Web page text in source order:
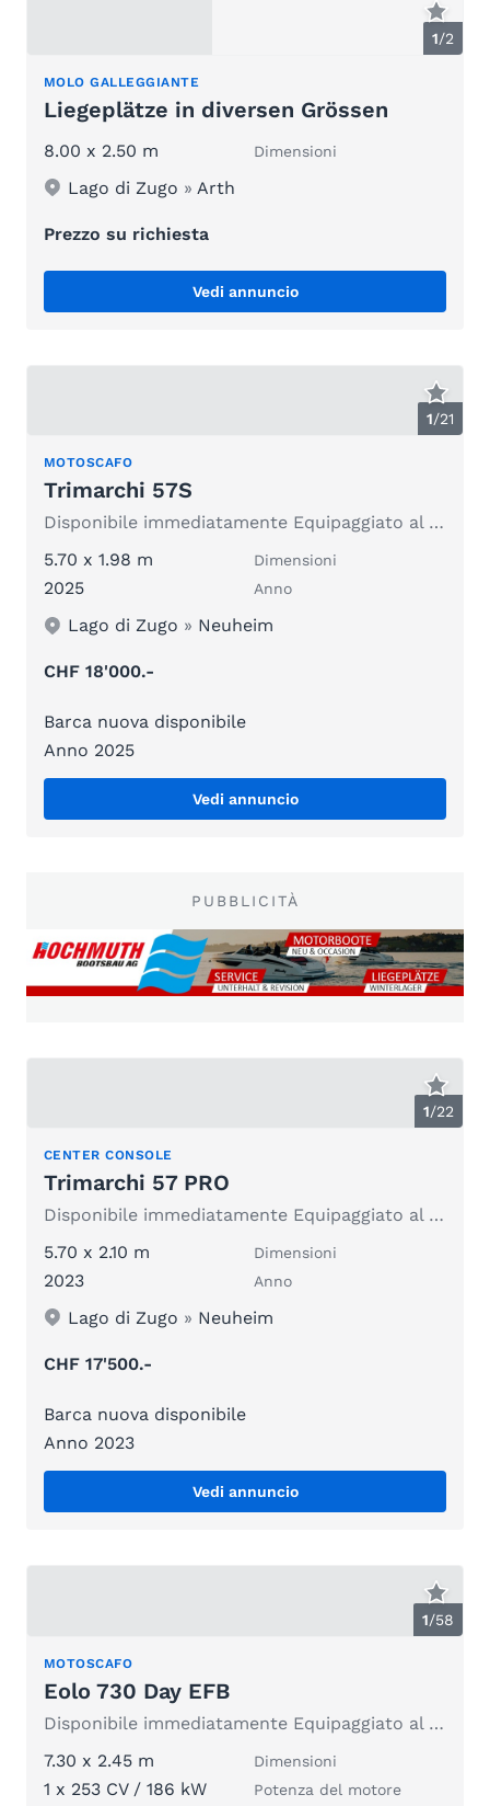
1/2
MOLO GALLEGGIANTE
Liegeplätze in diversen Grössen
8.00 x 2.50 m Dimensioni
Lago di Zugo » Arth
Prezzo su richiesta
Vedi annuncio
1/21
MOTOSCAFO
Trimarchi 57S
Disponibile immediatamente Equipaggiato al top
5.70 x 1.98 m
Dimensioni
2025 Anno
Lago di Zugo » Neuheim
CHF 18'000.-
Barca nuova disponibile
Anno 2025
Vedi annuncio
PUBBLICITÀ
1/22
CENTER CONSOLE
Trimarchi 57 PRO
Disponibile immediatamente Equipaggiato al top
5.70 x 2.10 m
Dimensioni
2023 Anno
Lago di Zugo » Neuheim
CHF 17'500.-
Barca nuova disponibile
Anno 2023
Vedi annuncio
1/58
MOTOSCAFO
Eolo 730 Day EFB
Disponibile immediatamente Equipaggiato al top
7.30 x 2.45 m
Dimensioni
1 x 253 CV / 186 kW Potenza del motore